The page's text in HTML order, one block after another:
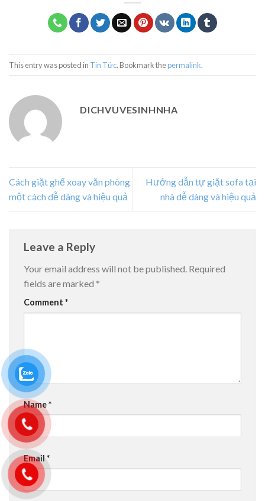
This entry was posted in Tin Tức. Bookmark thepermalink.
DICHVUVESINHNHA
Cách giặt ghế xoay văn phòng
một cách dễ dàng và hiệu quả
Hướng dẫn tự giặt sofa tại
nhà dễ dàng và hiệu quả
Leave a Reply
Your email address will not be published. Required
fields are marked *
Comment *
Name*
Email *